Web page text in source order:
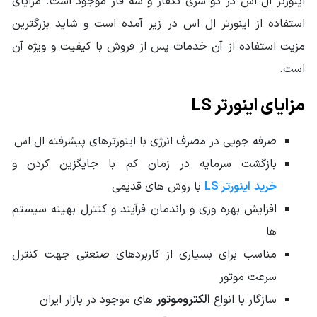
ولتاژ ورودی 380 ولت - برق سه فاز
توان ورودی 2HP - 1.5KW
استفاده از اینورتر ال اس در زیر آمده است و شاید بزرگترین
مزیت استفاده از آن خدمات پس از فروش با کیفیت و ویژه آن
است.
مزایای اینورتر LS
صرفه جویی در مصرف انرژی با اینورترهای پیشرفته ال اس
بازگشت سرمایه در زمان کم با جایگزین کردن و
خرید اینورتر LS
با روش های قدیمی
افزایش بهره وری و راندمان فرآیند و کنترل بهینه سیستم
ها
مناسب برای بسیاری از کاربردهای صنعتی جهت کنترل
سرعت موتور
سازگار با انواع الکتروموتور های موجود در بازار ایران